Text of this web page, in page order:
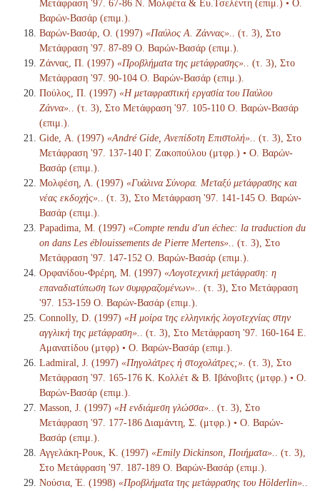
Μετάφραση '97. 67-86 Ν. Μολφέτα & Ευ.Τσελέντη (επιμ.) • Ο.
Βαρών-Βασάρ (επιμ.).
Βαρών-Βασάρ, Ο. (1997) «Παύλος Α. Ζάννας».
. (τ. 3), Στο
Μετάφραση '97. 87-89 Ο. Βαρών-Βασάρ (επιμ.).
Ζάννας, Π. (1997) «Προβλήματα της μετάφρασης».
. (τ. 3), Στο
Μετάφραση '97. 90-104 Ο. Βαρών-Βασάρ (επιμ.).
Πούλος, Π. (1997) «Η μεταφραστική εργασία του Παύλου
Ζάννα».
. (τ. 3), Στο Μετάφραση '97. 105-110 Ο. Βαρών-Βασάρ
(επιμ.).
Gide, Α. (1997) «André Gide, Ανεπίδοτη Επιστολή».
. (τ. 3), Στο
Μετάφραση '97. 137-140 Γ. Ζακοπούλου (μτφρ.) • Ο. Βαρών-
Βασάρ (επιμ.).
Μολφέση, Λ. (1997) «Γυάλινα Σύνορα. Μεταξύ μετάφρασης και
νέας εκδοχής».
. (τ. 3), Στο Μετάφραση '97. 141-145 Ο. Βαρών-
Βασάρ (επιμ.).
Papadima, M. (1997) «Compte rendu d'un échec: la traduction du
on dans Les éblouissements de Pierre Mertens».
. (τ. 3), Στο
Μετάφραση '97. 147-152 Ο. Βαρών-Βασάρ (επιμ.).
Ορφανίδου-Φρέρη, Μ. (1997) «Λογοτεχνική μετάφραση: η
επαναδιατύπωση των συμφραζομένων».
. (τ. 3), Στο Μετάφραση
'97. 153-159 Ο. Βαρών-Βασάρ (επιμ.).
Connolly, D. (1997) «Η μοίρα της ελληνικής λογοτεχνίας στην
αγγλική της μετάφραση».
. (τ. 3), Στο Μετάφραση '97. 160-164 Ε.
Αμανατίδου (μτφρ) • Ο. Βαρών-Βασάρ (επιμ.).
Ladmiral, J. (1997) «Πηγολάτρες ή στοχολάτρες;» . (τ. 3), Στο
Μετάφραση '97. 165-176 Κ. Κολλέτ & Β. Ιβάνοβιτς (μτφρ.) • Ο.
Βαρών-Βασάρ (επιμ.).
Masson, J. (1997) «Η ενδιάμεση γλώσσα».
. (τ. 3), Στο
Μετάφραση '97. 177-186 Διαμάντη, Σ. (μτφρ.) • Ο. Βαρών-
Βασάρ (επιμ.).
Αγγελάκη-Ρουκ, Κ. (1997) «Emily Dickinson, Ποιήματα».
. (τ. 3),
Στο Μετάφραση '97. 187-189 Ο. Βαρών-Βασάρ (επιμ.).
Νούσια, Έ. (1998) «Προβλήματα της μετάφρασης του Hölderlin».